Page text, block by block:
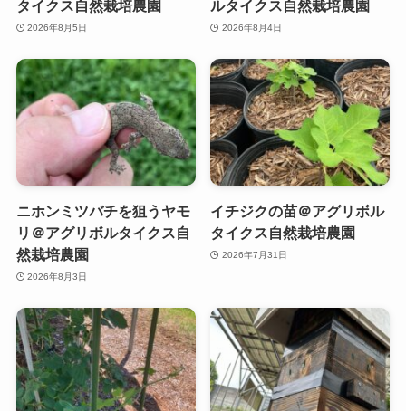
タイクス自然栽培農園
2026年8月5日
ルタイクス自然栽培農園
2026年8月4日
ニホンミツバチを狙うヤモ
リ＠アグリボルタイクス自
然栽培農園
2026年8月3日
イチジクの苗＠アグリボル
タイクス自然栽培農園
2026年7月31日